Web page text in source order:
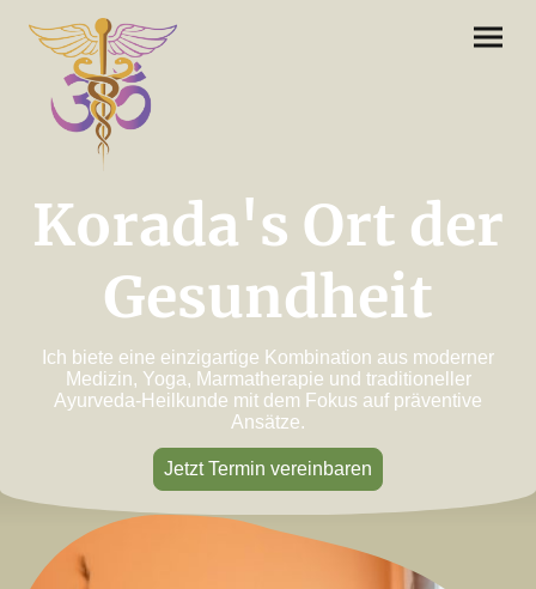
Korada's Ort der
Gesundheit
Jetzt Termin vereinbaren
Ich biete eine einzigartige Kombination aus moderner
Medizin, Yoga, Marmatherapie und traditioneller
Ayurveda-Heilkunde mit dem Fokus auf präventive
Ansätze.